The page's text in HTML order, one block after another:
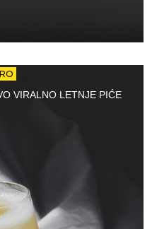
VIRALNO LETNJE PIĆE